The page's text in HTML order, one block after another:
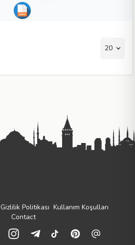
20
Gizlilik Politikası Kullanım Koşulları
Contact